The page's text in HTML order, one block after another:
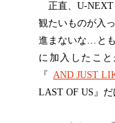
正直、U-NEXT
観たいものが入
進まないな…と
に加入したこ
『 AND JUST
LAST OF US』